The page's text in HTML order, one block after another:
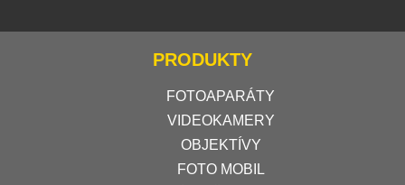
PRODUKTY
FOTOAPARÁTY
VIDEOKAMERY
OBJEKTÍVY
FOTO MOBIL